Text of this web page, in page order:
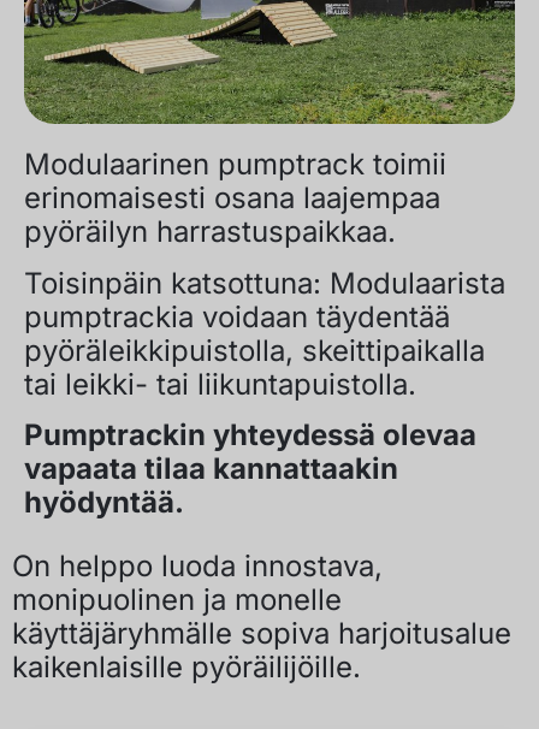
Modulaarinen pumptrack toimii
erinomaisesti osana laajempaa
pyöräilyn harrastuspaikkaa.
Toisinpäin katsottuna: Modulaarista
pumptrackia voidaan täydentää
pyöräleikkipuistolla, skeittipaikalla
tai leikki- tai liikuntapuistolla.
Pumptrackin yhteydessä olevaa
vapaata tilaa kannattaakin
hyödyntää.
On helppo luoda innostava,
monipuolinen ja monelle
käyttäjäryhmälle sopiva harjoitusalue
kaikenlaisille pyöräilijöille.